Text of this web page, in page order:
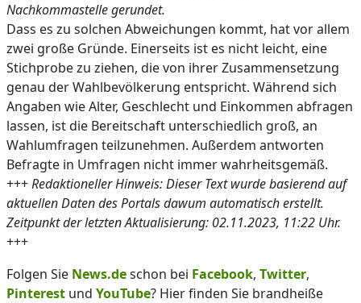
Nachkommastelle gerundet.
Dass es zu solchen Abweichungen kommt, hat vor allem
zwei große Gründe. Einerseits ist es nicht leicht, eine
Stichprobe zu ziehen, die von ihrer Zusammensetzung
genau der Wahlbevölkerung entspricht. Während sich
Angaben wie Alter, Geschlecht und Einkommen abfragen
lassen, ist die Bereitschaft unterschiedlich groß, an
Wahlumfragen teilzunehmen. Außerdem antworten
Befragte in Umfragen nicht immer wahrheitsgemäß.
+++Redaktioneller Hinweis: Dieser Text wurde basierend auf
aktuellen Daten des Portals dawum automatisch erstellt.
Zeitpunkt der letzten Aktualisierung: 02.11.2023, 11:22 Uhr.
+++
Folgen Sie News.deschon bei Facebook, Twitter,
Pinterest und YouTube? Hier finden Sie brandheiße